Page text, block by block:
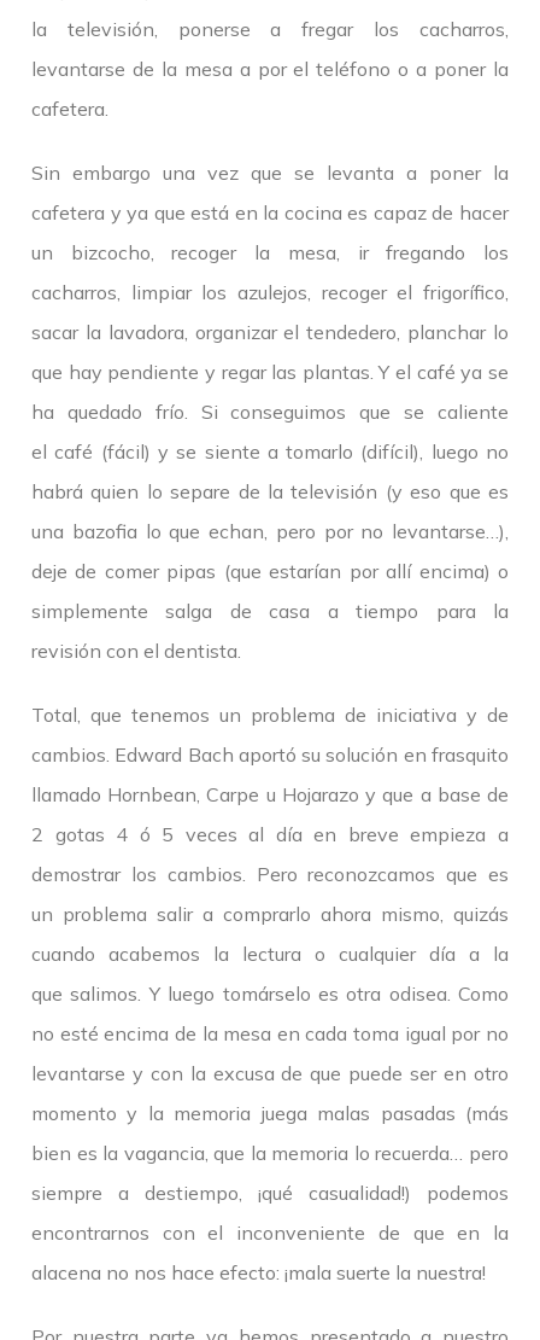
la televisión, ponerse a fregar los cacharros,
levantarse de la mesa a por el teléfono o a poner la
cafetera.
Sin embargo una vez que se levanta a poner la
cafetera y ya que está en la cocina es capaz de hacer
un bizcocho, recoger la mesa, ir fregando los
cacharros, limpiar los azulejos, recoger el frigorífico,
sacar la lavadora, organizar el tendedero, planchar lo
que hay pendiente y regar las plantas. Y el café ya se
ha quedado frío. Si conseguimos que se caliente
el café (fácil) y se siente a tomarlo (difícil), luego no
habrá quien lo separe de la televisión (y eso que es
una bazofia lo que echan, pero por no levantarse…),
deje de comer pipas (que estarían por allí encima) o
simplemente salga de casa a tiempo para la
revisión con el dentista.
Total, que tenemos un problema de iniciativa y de
cambios. Edward Bach aportó su solución en frasquito
llamado Hornbean, Carpe u Hojarazo y que a base de
2 gotas 4 ó 5 veces al día en breve empieza a
demostrar los cambios. Pero reconozcamos que es
un problema salir a comprarlo ahora mismo, quizás
cuando acabemos la lectura o cualquier día a la
que salimos. Y luego tomárselo es otra odisea. Como
no esté encima de la mesa en cada toma igual por no
levantarse y con la excusa de que puede ser en otro
momento y la memoria juega malas pasadas (más
bien es la vagancia, que la memoria lo recuerda… pero
siempre a destiempo, ¡qué casualidad!) podemos
encontrarnos con el inconveniente de que en la
alacena no nos hace efecto: ¡mala suerte la nuestra!